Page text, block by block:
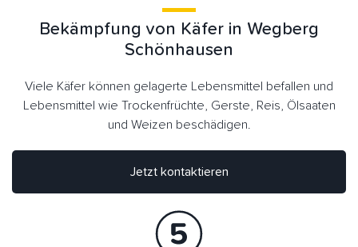
Jetzt kontaktieren
Bekämpfung von Käfer in Wegberg
Schönhausen
Viele Käfer können gelagerte Lebensmittel befallen und
Lebensmittel wie Trockenfrüchte, Gerste, Reis, Ölsaaten
und Weizen beschädigen.